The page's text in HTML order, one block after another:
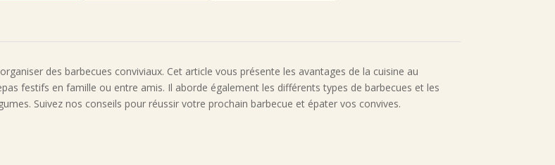
des barbecues conviviaux. Cet article vous présente les avantages de la cuisine au
festifs en famille ou entre amis. Il aborde également les différents types de barbecues et les
Suivez nos conseils pour réussir votre prochain barbecue et épater vos convives.